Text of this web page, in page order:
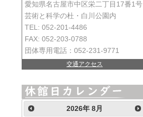
愛知県名古屋市中区栄二丁目17番1号
芸術と科学の杜・白川公園内
TEL: 052-201-4486
FAX: 052-203-0788
団体専用電話：052-231-9771
交通アクセス
2026年8月